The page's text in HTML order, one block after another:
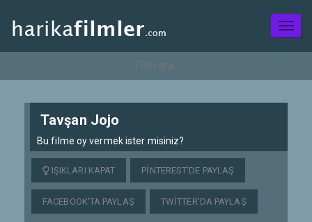
Tavşan Jojo
Bu filme oy vermek ister misiniz?
IŞIKLARI KAPAT PINTEREST'DE PAYLAŞ
FACEBOOK'TA PAYLAŞ TWITTER'DA PAYLAŞ